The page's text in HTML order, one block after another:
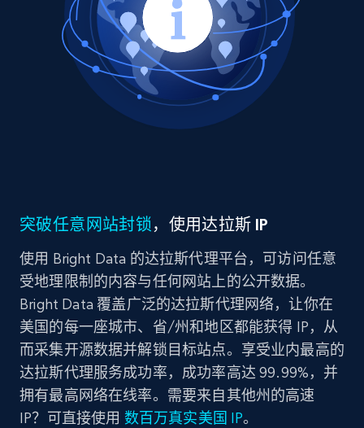
突破任意网站封锁 ，使用达拉斯 IP
使用 Bright Data 的达拉斯代理平台，可访问任意
受地理限制的内容与任何网站上的公开数据。
Bright Data 覆盖广泛的达拉斯代理网络，让你在
美国的每一座城市、省/州和地区都能获得 IP，从
而采集开源数据并解锁目标站点。享受业内最高的
达拉斯代理服务成功率，成功率高达 99.99%，并
拥有最高网络在线率。需要来自其他州的高速
IP？可直接使用 数百万真实美国 IP。